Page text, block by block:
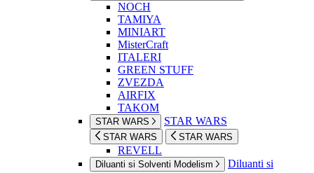
NOCH
TAMIYA
MINIART
MisterCraft
ITALERI
GREEN STUFF
ZVEZDA
AIRFIX
TAKOM
STAR WARS STAR WARS
STAR WARS STAR WARS
REVELL
Diluanti si Solventi Modelism
Diluanti si